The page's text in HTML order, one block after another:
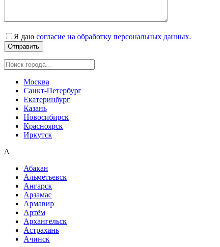
Я даю согласие на обработку персональных данных.
Москва
Санкт-Петербург
Екатеринбург
Казань
Новосибирск
Красноярск
Иркутск
А
Абакан
Альметьевск
Ангарск
Арзамас
Армавир
Артём
Архангельск
Астрахань
Ачинск